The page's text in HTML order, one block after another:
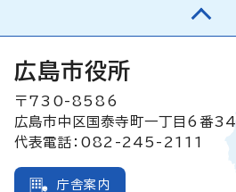
広島市役所
〒730-8586
広島市中区国泰寺町一丁目6番
代表電話：082-245-2111
庁舎案内